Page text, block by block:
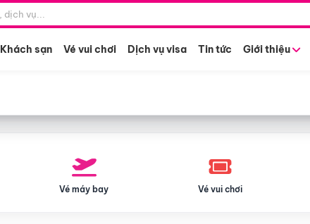
Khách sạn Vé vui chơi Dịch vụ visa Tin tức Giới thiệu
Vé máy bay Vé vui chơi